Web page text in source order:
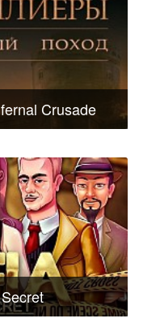
Crusade